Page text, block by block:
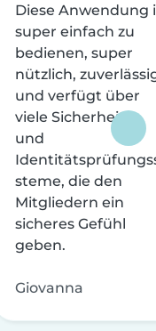
Diese Anwendung
super einfach zu
bedienen, super
nützlich,
und verfügt über
viele Sicherheits-
und
steme, die den
Mitgliedern ein
sicheres Gefühl
geben.
Giovanna